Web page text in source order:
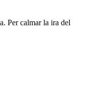
Per calmar la ira del